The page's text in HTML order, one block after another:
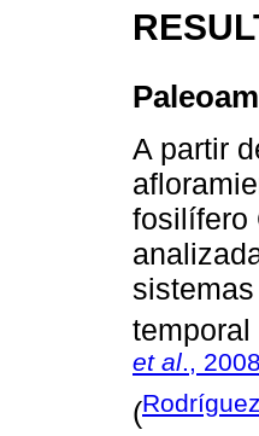
A partir
fosilífero
et al., 2008
(